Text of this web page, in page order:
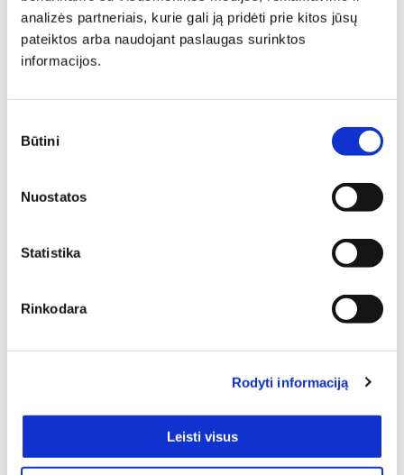
analizės partneriais, kurie gali ją pridėti prie kitos jūsų
pateiktos arba naudojant paslaugas surinktos
informacijos.
pasirinkimas
Būtini
Nuostatos
Statistika
Rinkodara
Rodyti informaciją
Leisti visus
Minkšti baldai yra vienas svarbiausių interjero elementų,
kuris suteikia erdvei jaukumo, estetikos ir patogumo. Jie
gali tapti pagrindiniu akcentu, subalansuoti kambario
proporcijas ar tiesiog sukurti vietą atsipalaidavimui.
Modernūs svetainės staliukai yra baldai, kuriems daugelis
mūsų pirkėjų neabejingi. To priežasčių nemažai: baldai
pasižymi ilgaamžiškumu, puikūs dizaino sprendimai
leidžia juos lengvai pritaikyti įvairiuose būstuose.
pasirinkimo laisvę. 1 – tiek Jūsų laukia šioje prekių